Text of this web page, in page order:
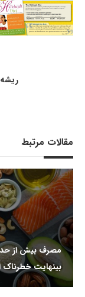
مقالات مرتبط
بینهایت